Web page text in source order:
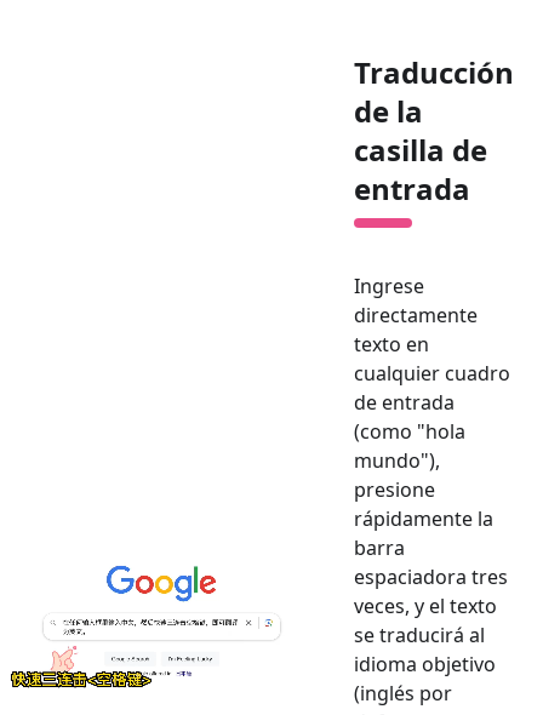
Traducción
de la
casilla de
entrada
Ingrese
directamente
texto en
cualquier cuadro
de entrada
(como "hola
mundo"),
presione
rápidamente la
barra
espaciadora tres
veces, y el texto
se traducirá al
idioma objetivo
(inglés por